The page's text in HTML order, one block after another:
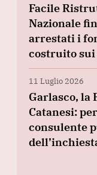
Facile
Nazionale
arrestati i
costruito sui
11 Luglio 2026
Garlasco, la
Catanesi:
consulente